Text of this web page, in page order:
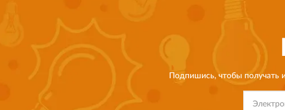
Подпишись, чтобы получать